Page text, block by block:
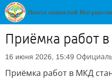
Приёмка работ
16 июня 2026, 15:49
Приёмка работ в МКД